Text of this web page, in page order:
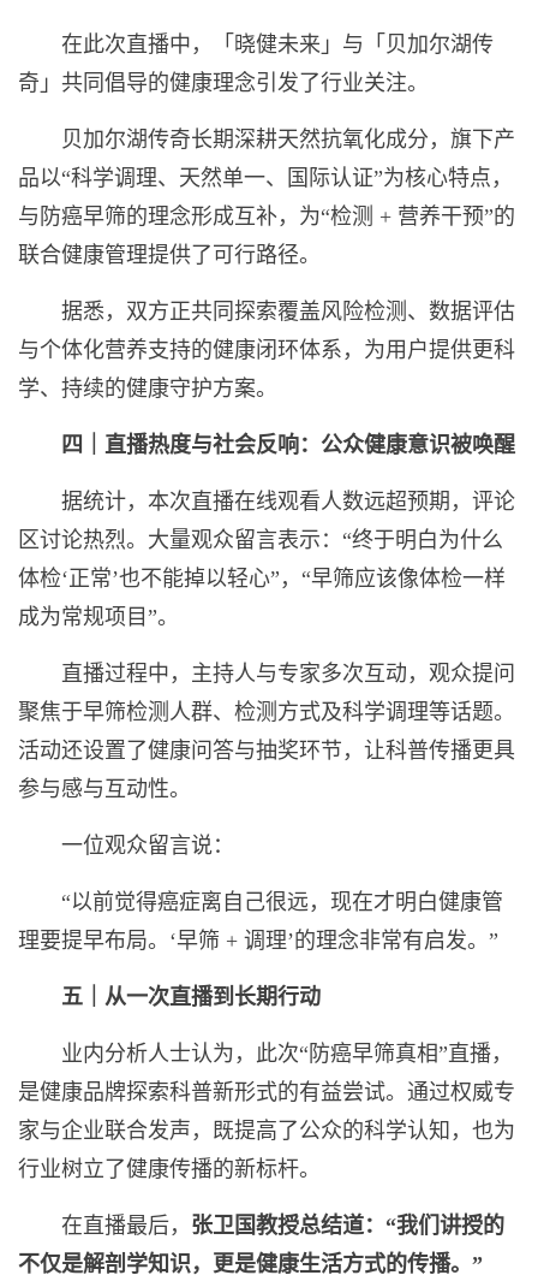
在此次直播中，「晓健未来」与「贝加尔湖传
奇」共同倡导的健康理念引发了行业关注。
贝加尔湖传奇长期深耕天然抗氧化成分，旗下产
品以“科学调理、天然单一、国际认证”为核心特点，
与防癌早筛的理念形成互补，为“检测 + 营养干预”的
联合健康管理提供了可行路径。
据悉，双方正共同探索覆盖风险检测、数据评估
与个体化营养支持的健康闭环体系，为用户提供更科
学、持续的健康守护方案。
四｜直播热度与社会反响：公众健康意识被唤醒
据统计，本次直播在线观看人数远超预期，评论
区讨论热烈。大量观众留言表示：“终于明白为什么
体检‘正常’也不能掉以轻心”，“早筛应该像体检一样
成为常规项目”。
直播过程中，主持人与专家多次互动，观众提问
聚焦于早筛检测人群、检测方式及科学调理等话题。
活动还设置了健康问答与抽奖环节，让科普传播更具
参与感与互动性。
一位观众留言说：
“以前觉得癌症离自己很远，现在才明白健康管
理要提早布局。‘早筛 + 调理’的理念非常有启发。”
五｜从一次直播到长期行动
业内分析人士认为，此次“防癌早筛真相”直播，
是健康品牌探索科普新形式的有益尝试。通过权威专
家与企业联合发声，既提高了公众的科学认知，也为
行业树立了健康传播的新标杆。
在直播最后， 张卫国教授总结道：“我们讲授的
不仅是解剖学知识，更是健康生活方式的传播。”